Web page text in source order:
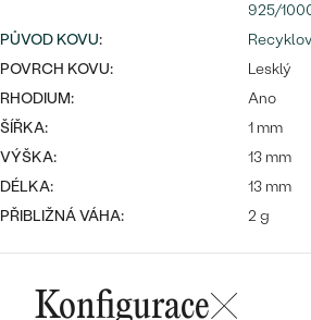
Wave
PROHLÉDNOUT
PROHLÉDNOUT
925/
PŮVOD KOVU:
POVRCH KOVU:
Lesklý
RHODIUM:
Ano
ŠÍŘKA:
1 mm
VÝŠKA:
13 mm
DÉLKA:
13 mm
PŘIBLIŽNÁ VÁHA:
2 g
Konfigurace